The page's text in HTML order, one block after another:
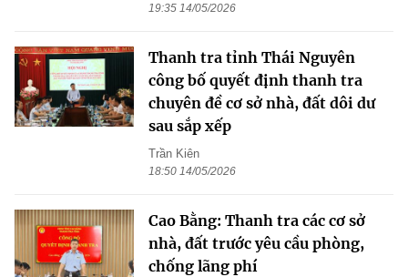
19:35 14/05/2026
Thanh tra tỉnh Thái Nguyên
công bố quyết định thanh tra
chuyên đề cơ sở nhà, đất dôi dư
sau sắp xếp
Trần Kiên
18:50 14/05/2026
Cao Bằng: Thanh tra các cơ sở
nhà, đất trước yêu cầu phòng,
chống lãng phí